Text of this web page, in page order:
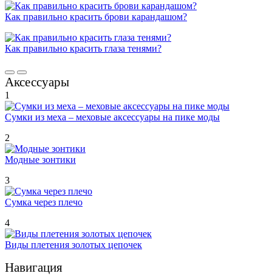
Как правильно красить брови карандашом?
Как правильно красить глаза тенями?
Аксессуары
1
Сумки из меха – меховые аксессуары на пике моды
2
Модные зонтики
3
Сумка через плечо
4
Виды плетения золотых цепочек
Навигация